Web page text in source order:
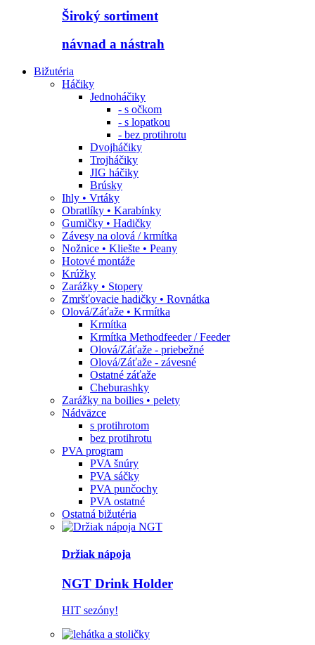
Široký sortiment
návnad a nástrah
Bižutéria
Háčiky
Jednoháčiky
- s očkom
- s lopatkou
- bez protihrotu
Dvojháčiky
Trojháčiky
JIG háčiky
Brúsky
Ihly • Vrtáky
Obratlíky • Karabínky
Gumičky • Hadičky
Závesy na olová / krmítka
Nožnice • Kliešte • Peany
Hotové montáže
Krúžky
Zarážky • Stopery
Zmršťovacie hadičky • Rovnátka
Olová/Záťaže • Krmítka
Krmítka
Krmítka Methodfeeder / Feeder
Olová/Záťaže - priebežné
Olová/Záťaže - závesné
Ostatné záťaže
Cheburashky
Zarážky na boilies • pelety
Nádväzce
s protihrotom
bez protihrotu
PVA program
PVA šnúry
PVA sáčky
PVA punčochy
PVA ostatné
Ostatná bižutéria
Držiak nápoja
NGT Drink Holder
HIT sezóny!